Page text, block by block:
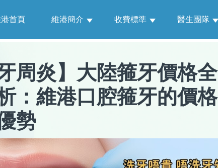
首頁 維港簡介 收費標準 醫生團隊
周炎】 大陸箍牙價格全
：維港口腔箍牙的價格
勢